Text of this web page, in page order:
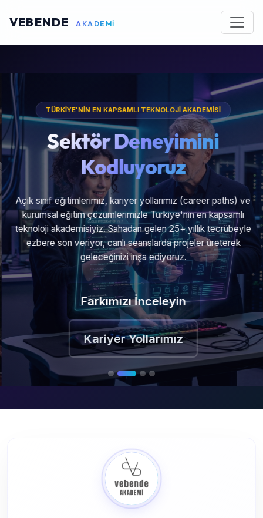
VEBENDE AKADEMİ
TÜRKİYE'NİN EN KAPSAMLI TEKNOLOJİ AKADEMİSİ
Sektör Deneyimini
Kodluyoruz
Açık sınıf eğitimlerimiz, kariyer yollarımız (career paths) ve
kurumsal eğitim çözümlerimizle Türkiye'nin en kapsamlı
teknoloji akademisiyiz. Sahadan gelen 25+ yıllık tecrübeyle
ezbere son veriyor, canlı seanslarda projeler üreterek
geleceğinizi inşa ediyoruz.
Farkımızı İnceleyin
Kariyer Yollarımız